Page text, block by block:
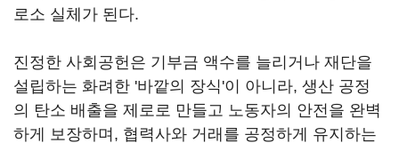
로소 실체가 된다.
진정한 사회공헌은 기부금 액수를 늘리거나 재단을
설립하는 화려한 '바깥의 장식'이 아니라, 생산 공정
의 탄소 배출을 제로로 만들고 노동자의 안전을 완벽
하게 보장하며, 협력사와 거래를 공정하게 유지하는